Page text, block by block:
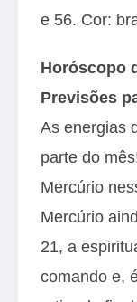
e 56. Cor:
Horóscopo
Previsões
As energias
parte do
Mercúrio
Mercúrio
21, a
comando e,